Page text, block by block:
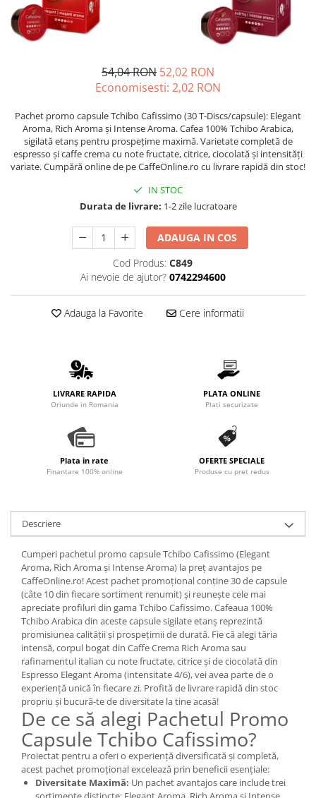
Consumabile
Cappucino instant
Pliculete Zahar si Miere
Siropuri
Topping
Aparate SH
Piese schimb espressoare
Accesorii si intretinere
Portafiltre
54,04 RON 52,02 RON
Economisesti: 2,02 RON
Pachet promo capsule Tchibo Cafissimo (30 T-Discs/capsule): Elegant
Aroma, Rich Aroma și Intense Aroma. Cafea 100% Tchibo Arabica,
sigilată etanș pentru prospețime maximă. Varietate completă de
espresso și caffe crema cu note fructate, citrice, ciocolată și intensități
variate. Cumpără online de pe CaffeOnline.ro cu livrare rapidă din stoc!
IN STOC
Durata de livrare: 1-2 zile lucratoare
ADAUGA IN COS
Cod Produs: C849
Ai nevoie de ajutor? 0742294600
Adauga la Favorite Cere informatii
LIVRARE RAPIDA
Oriunde in Romania
PLATA ONLINE
Plati securizate
Plata in rate
Finantare 100% online
OFERTE SPECIALE
Produse cu pret redus
Descriere
Cumperi pachetul promo capsule Tchibo Cafissimo (Elegant
Aroma, Rich Aroma și Intense Aroma) la preț avantajos pe
CaffeOnline.ro! Acest pachet promoțional conține 30 de capsule
(câte 10 din fiecare sortiment renumit) și reunește cele mai
apreciate profiluri din gama Tchibo Cafissimo. Cafeaua 100%
Tchibo Arabica din aceste capsule sigilate etanș reprezintă
promisiunea calității și prospețimii de durată. Fie că alegi tăria
intensă, corpul bogat din Caffe Crema Rich Aroma sau
rafinamentul italian cu note fructate, citrice și de ciocolată din
Espresso Elegant Aroma (intensitate 4/6), vei avea parte de o
experiență unică în fiecare zi. Profită de livrare rapidă din stoc
propriu și bucură-te de diversitate la tine acasă!
De ce să alegi Pachetul Promo
Capsule Tchibo Cafissimo?
Proiectat pentru a oferi o experiență diversificată și completă,
acest pachet promoțional excelează prin beneficii esențiale:
Diversitate Maximă: Un pachet avantajos care include trei